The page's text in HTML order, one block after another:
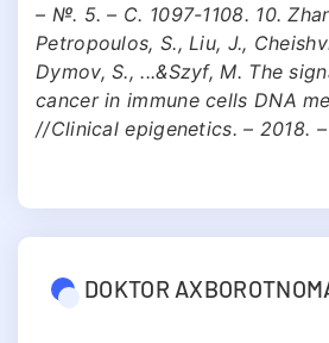
– №. 5. – С. 1097-1108. 10.
Petropoulos, S., Liu, J.,
Dymov, S., ...&Szyf, M. The
cancer in immune cells DNA
//Clinical epigenetics. – 2018. –
DOKTOR